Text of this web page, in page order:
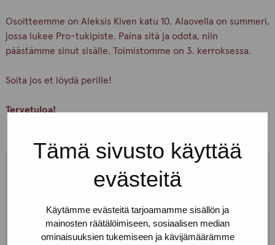
Tämä sivusto käyttää
evästeitä
Käytämme evästeitä tarjoamamme sisällön ja
mainosten räätälöimiseen, sosiaalisen median
ominaisuuksien tukemiseen ja kävijämäärämme
Osoitteemme on Aleksis Kiven katu 10. Alaovella on summeri,
jossa lukee Pro-tukipiste. Paina sitä ja odota, niin
päästämme sinut sisälle. Toimistomme on 3. kerroksessa.
Soita jos et löydä perille!
Tervetuloa!
Jos et pääse paikalle, mutta haluaisit
Voimme sopia sinulle sopivan ajan ja paikan!